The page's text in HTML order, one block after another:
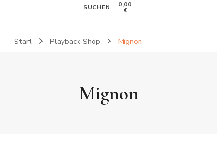
SUCHEN 0,00
€
Start Playback-Shop Mignon
Mignon